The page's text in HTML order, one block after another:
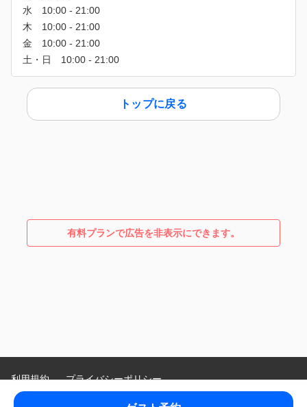
トップに戻る
有料プランで広告を非表示にできます。
利用規約
プライバシーポリシー
特定商取引法に基づく表示